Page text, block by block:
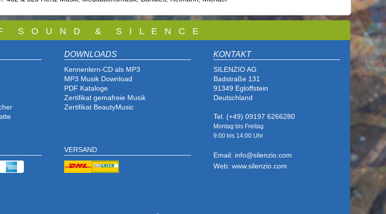
S O U N D & S I L E N C E
DOWNLOADS
Kennenlern-CD als MP3
MP3 Musik Download
PDF Kataloge
Zertifikat gemafreie Musik
Zertifikat BeautyMusic
VERSAND
KONTAKT
SILENZIO AG
Badstraße 131
91349 Egloffstein
Deutschland
Tel. (+49) 09197 6266280
Montag bis Freitag
9:00 bis 14:00 Uhr
Email: info@silenzio.com
Web: www.silenzio.com